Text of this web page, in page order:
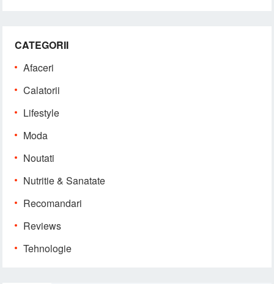
CATEGORII
Afaceri
Calatorii
Lifestyle
Moda
Noutati
Nutritie & Sanatate
Recomandari
Reviews
Tehnologie